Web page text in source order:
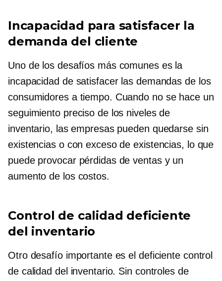
Incapacidad para satisfacer la
demanda del cliente
Uno de los desafíos más comunes es la
incapacidad de satisfacer las demandas de los
consumidores a tiempo. Cuando no se hace un
seguimiento preciso de los niveles de
inventario, las empresas pueden quedarse sin
existencias o con exceso de existencias, lo que
puede provocar pérdidas de ventas y un
aumento de los costos.
Control de calidad deficiente
del inventario
Otro desafío importante es el deficiente control
de calidad del inventario. Sin controles de